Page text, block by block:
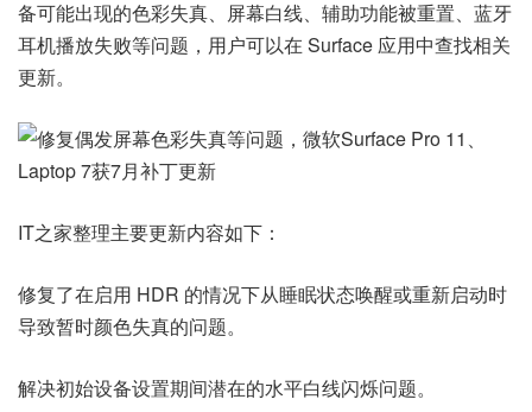
备可能出现的色彩失真、屏幕白线、辅助功能被重置、蓝牙
耳机播放失败等问题，用户可以在 Surface 应用中查找相关
更新。
IT之家整理主要更新内容如下：
修复了在启用 HDR 的情况下从睡眠状态唤醒或重新启动时
导致暂时颜色失真的问题。
解决初始设备设置期间潜在的水平白线闪烁问题。